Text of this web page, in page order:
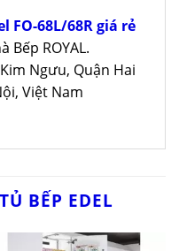
FO-68L/68R giá rẻ
Bếp ROYAL.
Ngưu, Quận Hai
Việt Nam
BẾP EDEL